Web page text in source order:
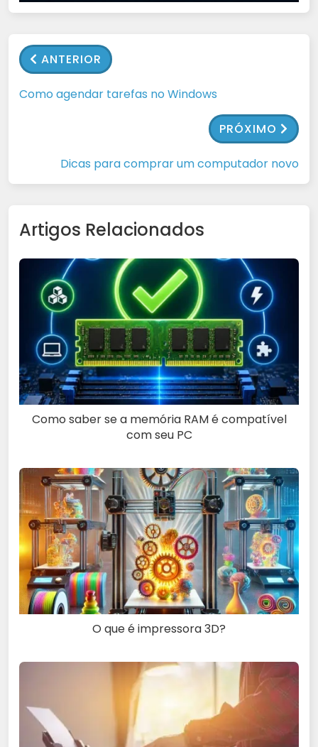
ANTERIOR
Como agendar tarefas no Windows
PRÓXIMO
Dicas para comprar um computador novo
Artigos Relacionados
Como saber se a memória RAM é compatível
com seu PC
O que é impressora 3D?